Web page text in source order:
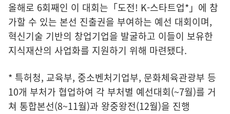
올해로 6회째인 이 대회는「도전! K-스타트업*」에 참
가할 수 있는 본선 진출권을 부여하는 예선 대회이며,
혁신기술 기반의 창업기업을 발굴하고 이들이 보유한
지식재산의 사업화를 지원하기 위해 마련됐다.
* 특허청, 교육부, 중소벤처기업부, 문화체육관광부 등
10개 부처가 협업하여 각 부처별 예선대회(~7월)를 거
쳐 통합본선(8~11월)과 왕중왕전(12월)을 진행